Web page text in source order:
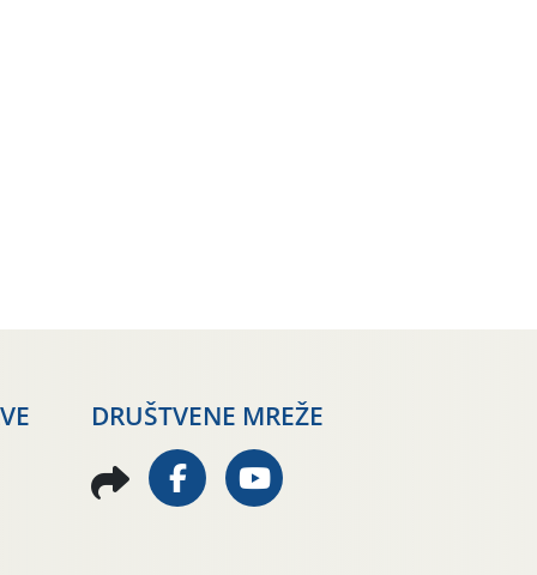
DRUŠTVENE MREŽE